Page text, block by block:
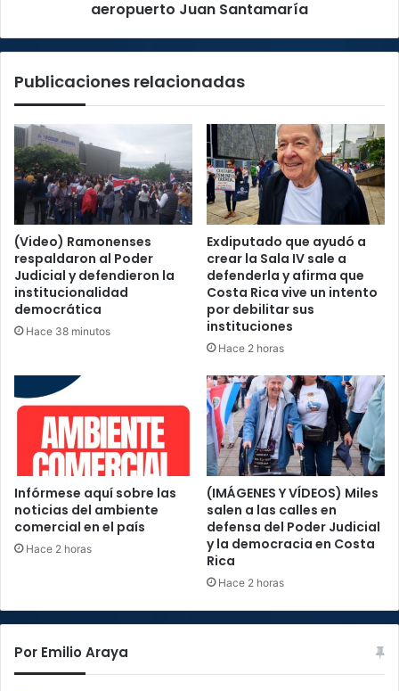
Juan
aeropuerto Juan Santamaría
Publicaciones relacionadas
(Video) Ramonenses
respaldaron al Poder
Judicial y defendieron la
institucionalidad
democrática
Hace 38 minutos
Exdiputado que ayudó a
crear la Sala IV sale a
defenderla y afirma que
Costa Rica vive un intento
por debilitar sus
instituciones
Hace 2 horas
Infórmese aquí sobre las
noticias del ambiente
comercial en el país
Hace 2 horas
(IMÁGENES Y VÍDEOS) Miles
salen a las calles en
defensa del Poder Judicial
y la democracia en Costa
Rica
Hace 2 horas
Por Emilio Araya